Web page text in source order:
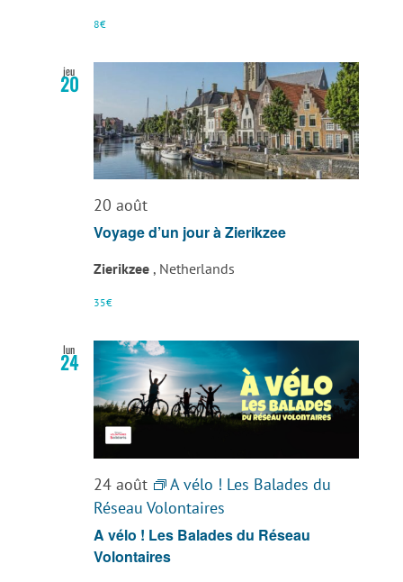
8€
jeu
20
20 août
Voyage d’un jour à Zierikzee
Zierikzee , Netherlands
35€
lun
24
24 août
A vélo ! Les Balades du
Réseau Volontaires
A vélo ! Les Balades du Réseau
Volontaires